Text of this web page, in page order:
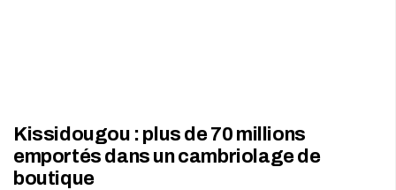
Kissidougou : plus de 70 millions
emportés dans un cambriolage de
boutique